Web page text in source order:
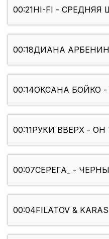
00:21HI-FI - СРЕДНЯЯ
00:18ДИАНА
00:14ОКСАНА БОЙКО -
00:11РУКИ ВВЕРХ - ОН
00:07СЕРЕГА_ -
00:04FILATOV &